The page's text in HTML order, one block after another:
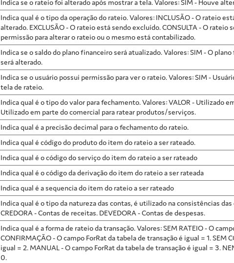
Indica se o rateio foi alterado após mostrar a tela. Valores: SIM - Houve
Indica qual é o tipo da operação do rateio. Valores: INCLUSÃO - O rateio
alterado. EXCLUSÃO - O rateio está sendo excluído. CONSULTA - O
permissão para alterar o rateio ou o mesmo está contabilizado.
Indica se o saldo do plano financeiro será atualizado. Valores: SIM - O
será alterado.
Indica se o usuário possui permissão para ver o rateio. Valores: SIM -
tela de rateio.
Indica qual é o tipo do valor para fechamento. Valores: VALOR - Utilizado
Utilizado em parte do comercial para ratear produtos/serviços.
Indica qual é a precisão decimal para o fechamento do rateio.
Indica qual é código do produto do item do rateio a ser rateado.
Indica qual é o código do serviço do item do rateio a ser rateado
Indica qual é o código da derivação do item do rateio a ser rateada
Indica qual é a sequencia do item do rateio a ser rateado
Indica qual é o tipo da natureza das contas, é utilizado na consistências
CREDORA - Contas de receitas. DEVEDORA - Contas de despesas.
Indica qual é a forma de rateio da transação. Valores: SEM RATEIO - O
CONFIRMAÇÃO - O campo ForRat da tabela de transação é igual = 1. SEM
igual = 2. MANUAL - O campo ForRat da tabela de transação é igual = 3.
0.